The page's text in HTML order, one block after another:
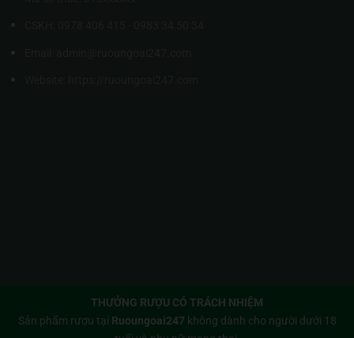
THƯỞNG RƯỢU CÓ TRÁCH NHIỆM
Sản phẩm rượu tại Ruoungoai247 không dành cho người dưới 18